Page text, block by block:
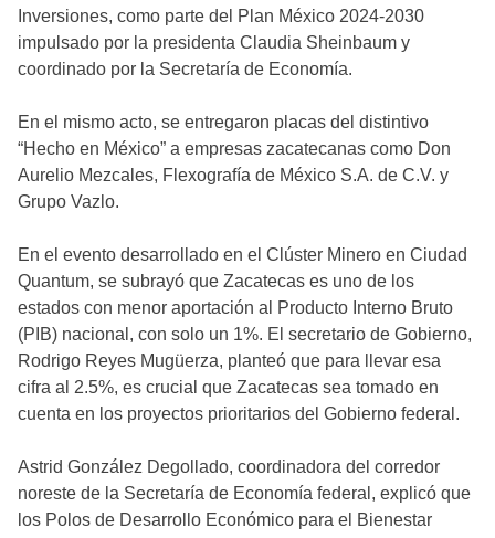
Inversiones, como parte del Plan México 2024-2030
impulsado por la presidenta Claudia Sheinbaum y
coordinado por la Secretaría de Economía.
En el mismo acto, se entregaron placas del distintivo
“Hecho en México” a empresas zacatecanas como Don
Aurelio Mezcales, Flexografía de México S.A. de C.V. y
Grupo Vazlo.
En el evento desarrollado en el Clúster Minero en Ciudad
Quantum, se subrayó que Zacatecas es uno de los
estados con menor aportación al Producto Interno Bruto
(PIB) nacional, con solo un 1%. El secretario de Gobierno,
Rodrigo Reyes Mugüerza, planteó que para llevar esa
cifra al 2.5%, es crucial que Zacatecas sea tomado en
cuenta en los proyectos prioritarios del Gobierno federal.
Astrid González Degollado, coordinadora del corredor
noreste de la Secretaría de Economía federal, explicó que
los Polos de Desarrollo Económico para el Bienestar